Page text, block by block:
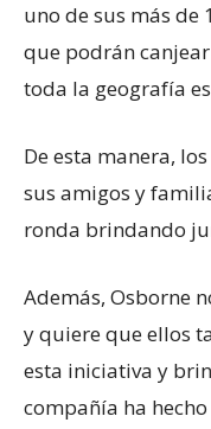
uno de sus más de
que podrán
toda la geografía
De esta manera,
sus amigos y
ronda brindando
Además, Osborne
y quiere que ellos
esta iniciativa y
compañía ha